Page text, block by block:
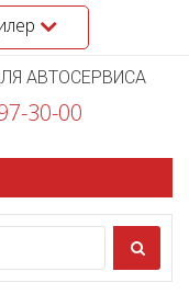
АВТОСЕРВИСА
30-00